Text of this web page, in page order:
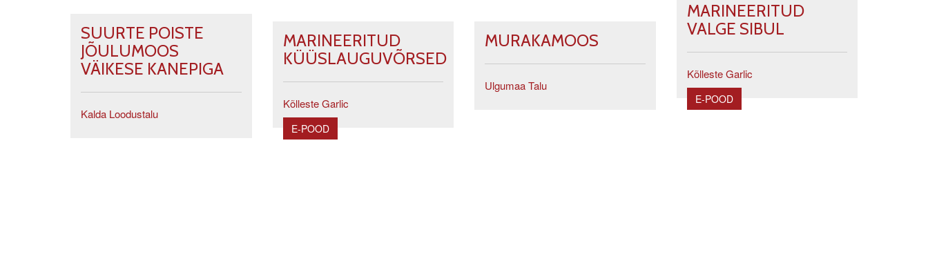
SUURTE POISTE
JÕULUMOOS
VÄIKESE KANEPIGA
Kalda Loodustalu
MARINEERITUD
KÜÜSLAUGUVÕRSED
Kõlleste Garlic
E-POOD
MURAKAMOOS
Ulgumaa Talu
MARINEERITUD
VALGE SIBUL
Kõlleste Garlic
E-POOD